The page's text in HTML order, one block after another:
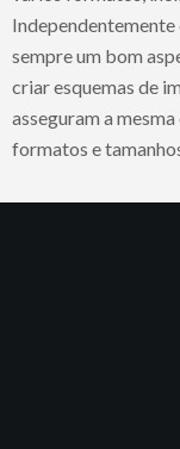
sempre um bom
criar esquemas de
asseguram a
formatos e